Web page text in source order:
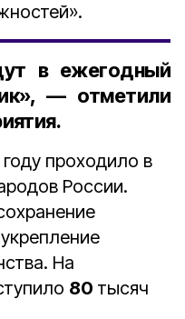
в ежегодный
— отметили
проходило в
России.
На
80 тысяч